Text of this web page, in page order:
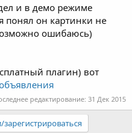
и в демо режиме
понял он картинки не
ошибаюсь)
плагин) вот
редактирование: 31 Дек 2015